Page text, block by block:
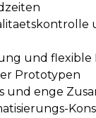
und
Prototypen
und enge